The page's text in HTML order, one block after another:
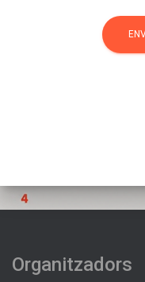
Organitzadors